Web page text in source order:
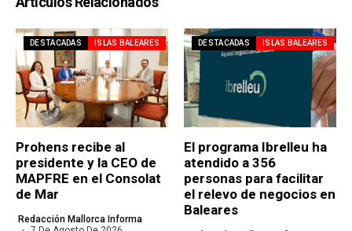
DESTACADAS ISLAS BALEARES
Prohens recibe al
presidente y la CEO de
MAPFRE en el Consolat
de Mar
Redacción Mallorca Informa
DESTACADAS ISLAS BALEARES
El programa Ibrelleu ha
atendido a 356
personas para facilitar
el relevo de negocios en
Baleares